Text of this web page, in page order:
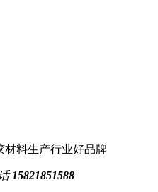
材料生产行业好品牌
15821851588